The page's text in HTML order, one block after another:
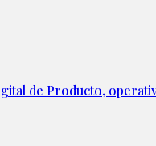
de Producto,